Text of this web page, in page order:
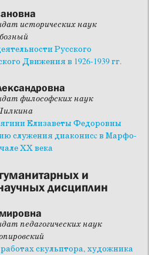
исторических наук
Русского
Движения в 1926-1939 гг.
философских наук
Елизаветы Федоровны
служения диаконисc в Марфо-
ХХ века
и
дисциплин
педагогических наук
скульптора, художника